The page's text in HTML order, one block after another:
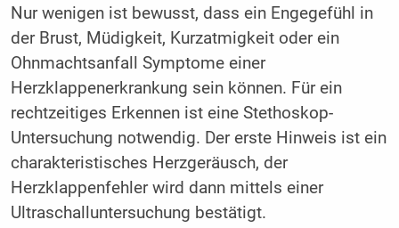
Nur wenigen ist bewusst, dass ein Engegefühl in
der Brust, Müdigkeit, Kurzatmigkeit oder ein
Ohnmachtsanfall Symptome einer
Herzklappenerkrankung sein können. Für ein
rechtzeitiges Erkennen ist eine Stethoskop-
Untersuchung notwendig. Der erste Hinweis ist ein
charakteristisches Herzgeräusch, der
Herzklappenfehler wird dann mittels einer
Ultraschalluntersuchung bestätigt.